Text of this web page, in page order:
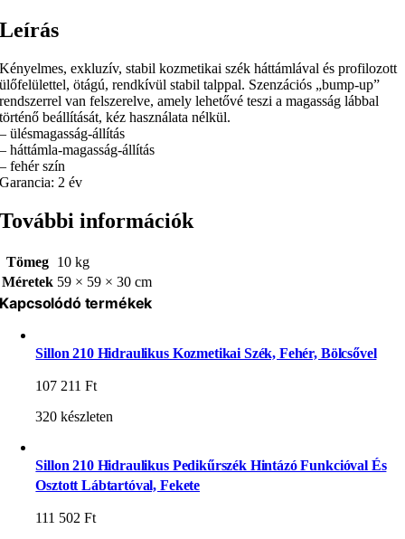
Leírás
Kényelmes, exkluzív, stabil kozmetikai szék háttámlával és profilozott
ülőfelülettel, ötágú, rendkívül stabil talppal. Szenzációs „bump-up”
rendszerrel van felszerelve, amely lehetővé teszi a magasság lábbal
történő beállítását, kéz használata nélkül.
– ülésmagasság-állítás
– háttámla-magasság-állítás
– fehér szín
Garancia: 2 év
További információk
Tömeg 10 kg
Méretek 59 × 59 × 30 cm
Kapcsolódó termékek
Sillon 210 Hidraulikus Kozmetikai Szék, Fehér, Bölcsővel
107 211Ft
320 készleten
Sillon 210 Hidraulikus Pedikűrszék Hintázó Funkcióval És
Osztott Lábtartóval, Fekete
111 502Ft